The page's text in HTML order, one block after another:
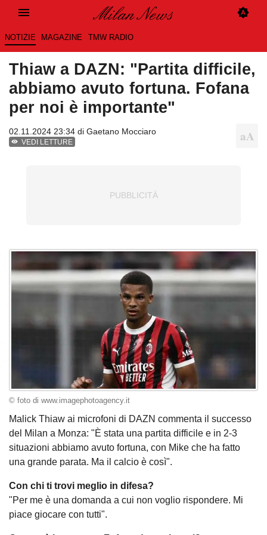
NOTIZIE MAGAZINE TMW RADIO
Thiaw a DAZN: "Partita difficile,
abbiamo avuto fortuna. Fofana
per noi è importante"
02.11.2024 23:34 di Gaetano Mocciaro
VEDI LETTURE
© foto di www.imagephotoagency.it
Malick Thiaw ai microfoni di DAZN commenta il successo
del Milan a Monza: "È stata una partita difficile e in 2-3
situazioni abbiamo avuto fortuna, con Mike che ha fatto
una grande parata. Ma il calcio è così".
Con chi ti trovi meglio in difesa?
"Per me è una domanda a cui non voglio rispondere. Mi
piace giocare con tutti".